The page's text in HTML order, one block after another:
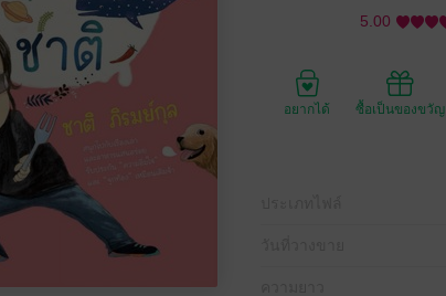
5.00
อยากได้ ซื้อเป็นของขวัญ